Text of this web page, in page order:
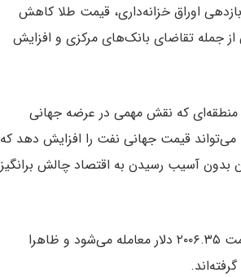
اوراق خزانه‌داری، قیمت طلا کاهش
جمله تقاضای بانک‌های مرکزی و افزایش
منطقه‌ای که نقش مهمی در عرضه جهانی
می‌تواند قیمت جهانی نفت را افزایش دهد که
آسیب‌ رسیدن به اقتصاد چالش برانگیز
در حال حاضر، هر اونس طلا در بازار اسپات نیویورک با ۱.۱٪ رشد با قیمت ۲۰۰۶.۳۵ دلار معامله می‌شود و ظاهرا